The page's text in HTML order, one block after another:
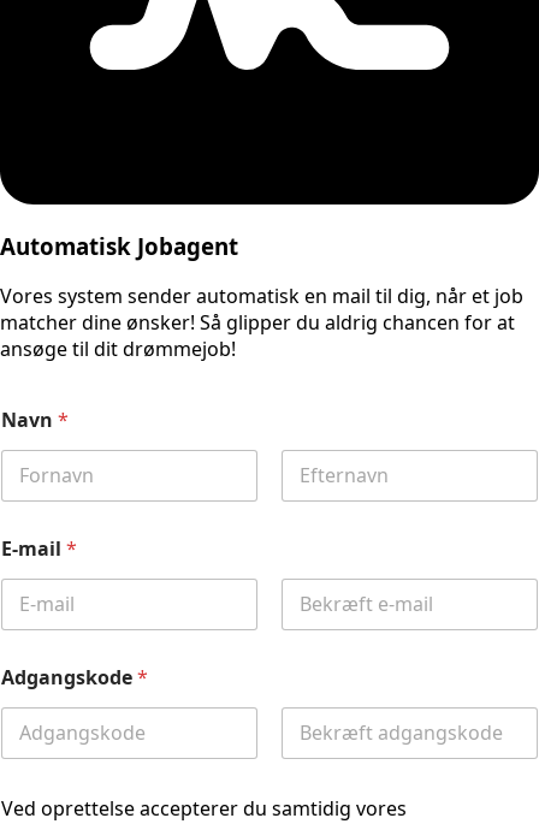
Automatisk Jobagent
Vores system sender automatisk en mail til dig, når et job
matcher dine ønsker! Så glipper du aldrig chancen for at
ansøge til dit drømmejob!
Navn *
E-mail *
Adgangskode*
Ved oprettelse accepterer du samtidig vores